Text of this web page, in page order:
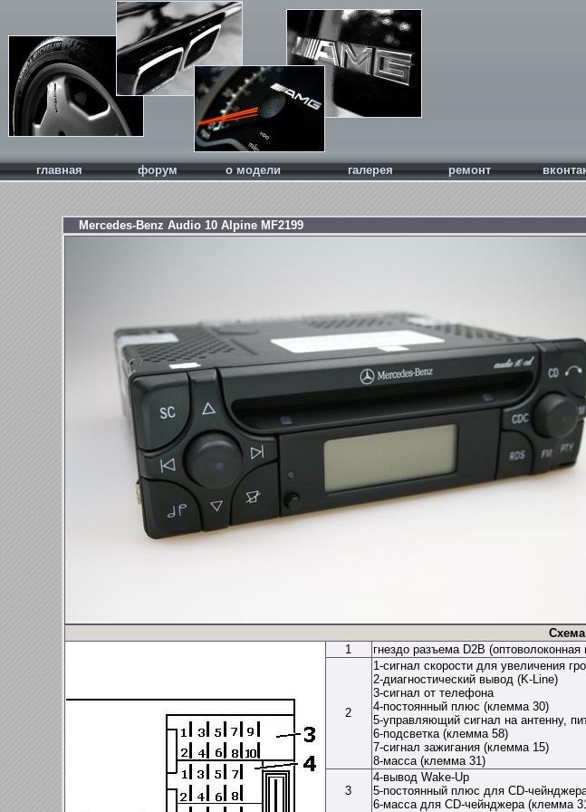
главная форум о модели галерея ремонт
Mercedes-Benz Audio 10 Alpine MF2199
1
гнездо разъема D2B (оптоволоконная
2
1-сигнал скорости для увеличения
2-диагностический вывод (K-Line)
3-сигнал от телефона
4-постоянный плюс (клемма 30)
5-управляющий сигнал на антенну,
6-подсветка (клемма 58)
7-сигнал зажигания (клемма 15)
8-масса (клемма 31)
3
4-вывод Wake-Up
5-постоянный плюс для CD-
6-масса для CD-чейнджера (клемма